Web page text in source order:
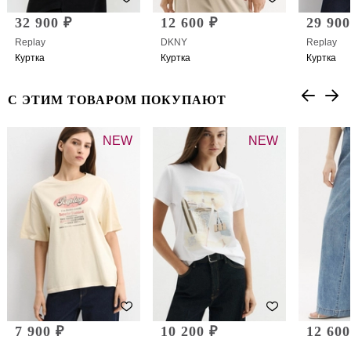
32 900 ₽
Replay
Куртка
12 600 ₽
DKNY
Куртка
29
Replay
Куртка
С ЭТИМ ТОВАРОМ ПОКУПАЮТ
NEW
7 900 ₽
NEW
10 200 ₽ 12